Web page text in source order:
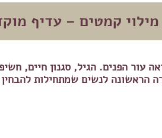
קמטים – עדיף
עור הפנים. הגיל, סגנון חיים,
הראשונה לנשים שמתחילות